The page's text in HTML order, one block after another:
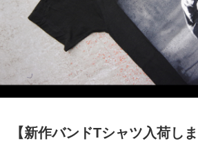
【新作バンドTシャツ入荷しま